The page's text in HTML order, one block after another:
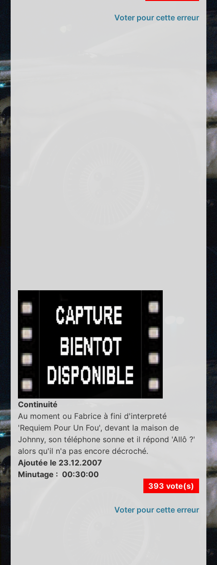
Voter pour cette erreur
Continuité
Au moment ou Fabrice à fini d'interpreté
'Requiem Pour Un Fou', devant la maison de
Johnny, son téléphone sonne et il répond 'Allô ?'
alors qu'il n'a pas encore décroché.
Ajoutée le 23.12.2007
Minutage : 00:30:00
393 vote(s)
Voter pour cette erreur